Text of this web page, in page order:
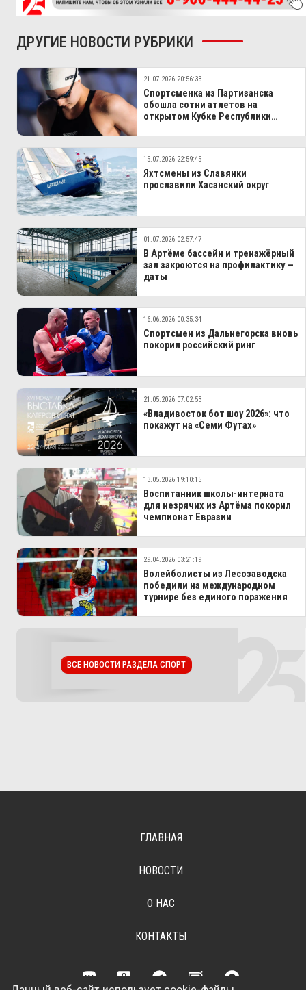
ДРУГИЕ НОВОСТИ РУБРИКИ
21.07.2026 20:56:33
Спортсменка из Партизанска
обошла сотни атлетов на
открытом Кубке Республики
15.07.2026 22:59:45
Яхтсмены из Славянки
прославили Хасанский округ
01.07.2026 02:57:47
В Артёме бассейн и тренажёрный
зал закроются на профилактику —
даты
16.06.2026 00:35:34
Спортсмен из Дальнегорска вновь
покорил российский ринг
21.05.2026 07:02:53
«Владивосток бот шоу 2026»: что
покажут на «Семи Футах»
13.05.2026 19:10:15
Воспитанник школы-интерната
для незрячих из Артёма покорил
чемпионат Евразии
29.04.2026 03:21:19
Волейболисты из Лесозаводска
победили на международном
турнире без единого поражения
ВСЕ НОВОСТИ РАЗДЕЛА СПОРТ
ГЛАВНАЯ
НОВОСТИ
О НАС
КОНТАКТЫ